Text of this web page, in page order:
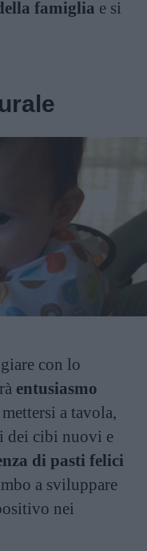
famiglia e si
con lo
entusiasmo
a tavola,
dei cibi nuovi e
di pasti felici
a sviluppare
nei